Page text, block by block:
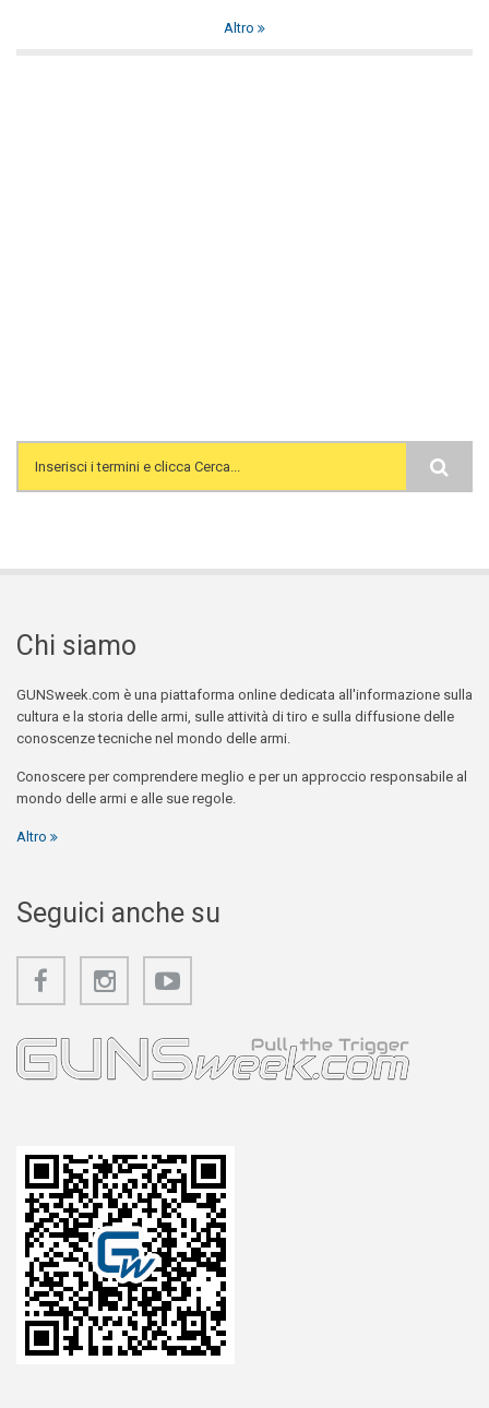
Altro
Search form
Chi siamo
GUNSweek.com è una piattaforma online dedicata all'informazione sulla
cultura e la storia delle armi, sulle attività di tiro e sulla diffusione delle
conoscenze tecniche nel mondo delle armi.
Conoscere per comprendere meglio e per un approccio responsabile al
mondo delle armi e alle sue regole.
Altro
Seguici anche su